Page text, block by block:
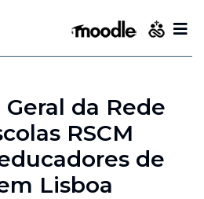
da Rede
RSCM
de
Lisboa